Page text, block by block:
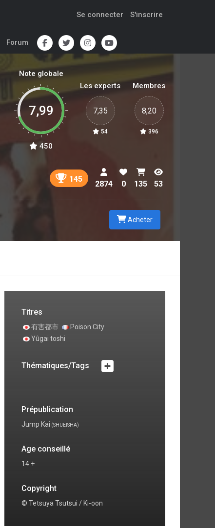
Se connecter S'inscrire
Forum
Note globale
7,99
450
Les experts
7,35
54
Membres
8,20
396
145
2874 0 135 53
Acheter
Titres
有害都市
Poison City
Yûgai toshi
Thématiques/Tags
Prépublication
Jump Kai (SHUEISHA)
Age conseillé
14 +
Copyright
© Tetsuya Tsutsui / Ki-oon